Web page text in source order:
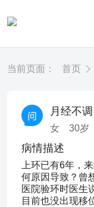
当前页面： 首页
月经不调
女 30岁
病情描述
上环已有6年，
何原因导致？曾
医院验环时医生
目前也没出现移